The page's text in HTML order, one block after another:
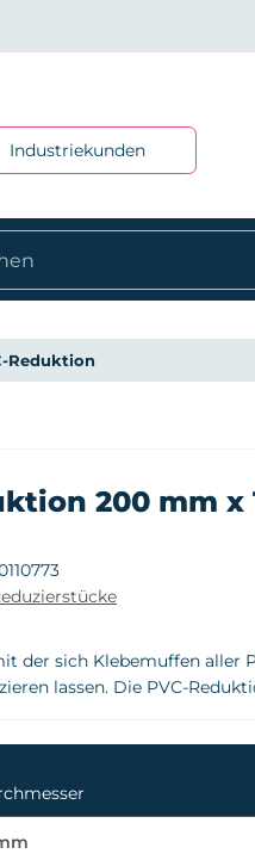
Industriekunden
Reduktion
200 mm x
der sich Klebemuffen aller
lassen. Die PVC-